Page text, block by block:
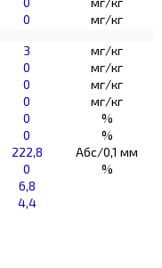
0 мг/кг
3
мг/кг
0
мг/кг
0
мг/кг
0
мг/кг
0
%
0
%
222,8
Абс/0,1 мм
0
%
6,8
4,4